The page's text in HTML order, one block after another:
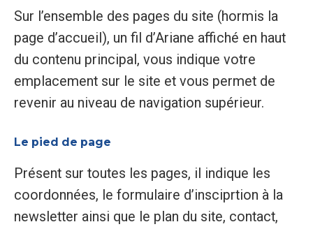
Sur l’ensemble des pages du site (hormis la
page d’accueil), un fil d’Ariane affiché en haut
du contenu principal, vous indique votre
emplacement sur le site et vous permet de
revenir au niveau de navigation supérieur.
Le pied de page
Présent sur toutes les pages, il indique les
coordonnées, le formulaire d’insciprtion à la
newsletter ainsi que le plan du site, contact,